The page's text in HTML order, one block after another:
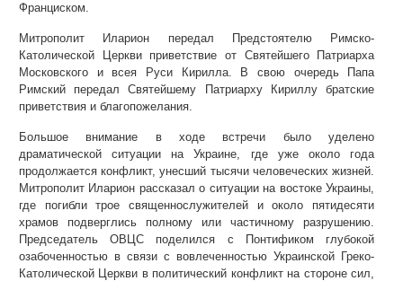
Франциском.
Митрополит Иларион передал Предстоятелю Римско-
Католической Церкви приветствие от Святейшего Патриарха
Московского и всея Руси Кирилла. В свою очередь Папа
Римский передал Святейшему Патриарху Кириллу братские
приветствия и благопожелания.
Большое внимание в ходе встречи было уделено
драматической ситуации на Украине, где уже около года
продолжается конфликт, унесший тысячи человеческих жизней.
Митрополит Иларион рассказал о ситуации на востоке Украины,
где погибли трое священнослужителей и около пятидесяти
храмов подверглись полному или частичному разрушению.
Председатель ОВЦС поделился с Понтификом глубокой
озабоченностью в связи с вовлеченностью Украинской Греко-
Католической Церкви в политический конфликт на стороне сил,